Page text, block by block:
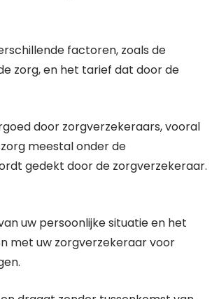
factoren, zoals de
zorg, en het tarief dat door de
door zorgverzekeraars, vooral
meestal onder de
gedekt door de zorgverzekeraar.
uw persoonlijke situatie en het
met uw zorgverzekeraar voor